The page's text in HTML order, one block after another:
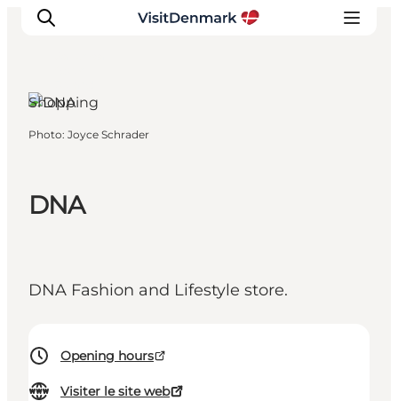
Quoi faire
DNA
DNA Fashion and Lifestyle store.
Opening hours
Visiter le site web
Shopping
Photo: Joyce Schrader